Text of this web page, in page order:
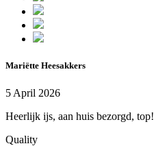
Mariëtte Heesakkers
5 April 2026
Heerlijk ijs, aan huis bezorgd, top!
Quality